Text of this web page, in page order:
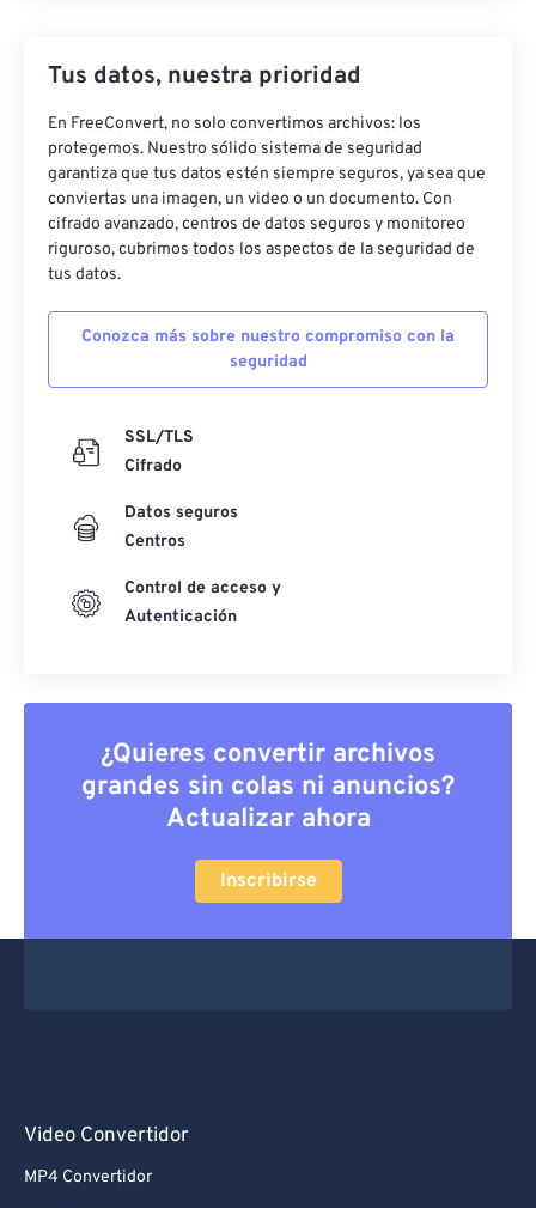
Tus datos, nuestra prioridad
En FreeConvert, no solo convertimos archivos: los
protegemos. Nuestro sólido sistema de seguridad
garantiza que tus datos estén siempre seguros, ya sea que
conviertas una imagen, un video o un documento. Con
cifrado avanzado, centros de datos seguros y monitoreo
riguroso, cubrimos todos los aspectos de la seguridad de
tus datos.
Conozca más sobre nuestro compromiso con la
seguridad
SSL/TLS
Cifrado
Datos seguros
Centros
Control de acceso y
Autenticación
¿Quieres convertir archivos
grandes sin colas ni anuncios?
Actualizar ahora
Inscribirse
Video Convertidor
MP4 Convertidor